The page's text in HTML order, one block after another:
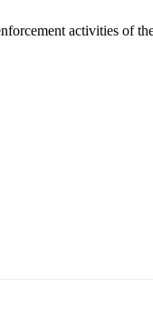
activities of